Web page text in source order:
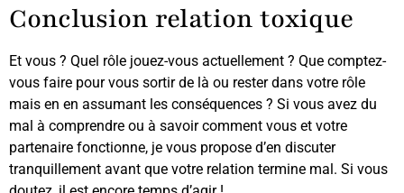
Conclusion relation toxique
Et vous ? Quel rôle jouez-vous actuellement ? Que comptez-
vous faire pour vous sortir de là ou rester dans votre rôle
mais en en assumant les conséquences ? Si vous avez du
mal à comprendre ou à savoir comment vous et votre
partenaire fonctionne, je vous propose d’en discuter
tranquillement avant que votre relation termine mal. Si vous